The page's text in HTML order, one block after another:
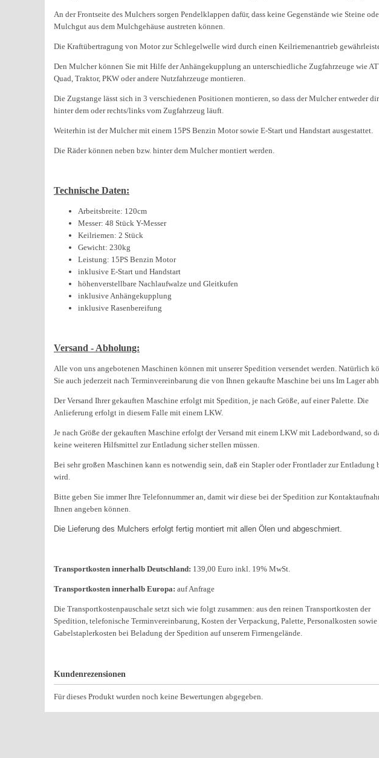
An der Frontseite des Mulchers sorgen Pendelklappen dafür, dass keine Gegenstände wie Steine
Mulchgut aus dem Mulchgehäuse austreten können.
Die Kraftübertragung von Motor zur Schlegelwelle wird durch einen Keilriemenantrieb
Den Mulcher können Sie mit Hilfe der Anhängekupplung an unterschiedliche Zugfahrzeuge wie
Quad, Traktor, PKW oder andere Nutzfahrzeuge montieren.
Die Zugstange lässt sich in 3 verschiedenen Positionen montieren, so dass der Mulcher entweder
hinter dem oder rechts/links vom Zugfahrzeug läuft.
Weiterhin ist der Mulcher mit einem 15PS Benzin Motor sowie E-Start und Handstart ausgestattet.
Die Räder können neben bzw. hinter dem Mulcher montiert werden.
Technische Daten:
Arbeitsbreite: 120cm
Messer: 48 Stück Y-Messer
Keilriemen: 2 Stück
Gewicht: 230kg
Leistung: 15PS Benzin Motor
inklusive E-Start und Handstart
höhenverstellbare Nachlaufwalze und Gleitkufen
inklusive Anhängekupplung
inklusive Rasenbereifung
Versand - Abholung:
Alle von uns angebotenen Maschinen können mit unserer Spedition versendet werden. Natürlich
Sie auch jederzeit nach Terminvereinbarung die von Ihnen gekaufte Maschine bei uns Im Lager
Der Versand Ihrer gekauften Maschine erfolgt mit Spedition, je nach Größe, auf einer Palette. Die
Anlieferung erfolgt in diesem Falle mit einem LKW.
Je nach Größe der gekauften Maschine erfolgt der Versand mit einem LKW mit Ladebordwand, so
keine weiteren Hilfsmittel zur Entladung sicher stellen müssen.
Bei sehr großen Maschinen kann es notwendig sein, daß ein Stapler oder Frontlader zur Entladung
wird.
Bitte geben Sie immer Ihre Telefonnummer an, damit wir diese bei der Spedition zur
Ihnen angeben können.
Die Lieferung des Mulchers erfolgt fertig montiert mit allen Ölen und abgeschmiert.
Transportkosten innerhalb Deutschland: 139,00 Euro inkl. 19% MwSt.
Transportkosten innerhalb Europa: auf Anfrage
Die Transportkostenpauschale setzt sich wie folgt zusammen: aus den reinen Transportkosten der
Spedition, telefonische Terminvereinbarung, Kosten der Verpackung, Palette, Personalkosten sowie
Gabelstaplerkosten bei Beladung der Spedition auf unserem Firmengelände.
Kundenrezensionen
Für dieses Produkt wurden noch keine Bewertungen abgegeben.